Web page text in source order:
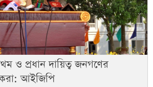
ও প্রধান দায়িত্ব জনগণের
করা: আইজিপি